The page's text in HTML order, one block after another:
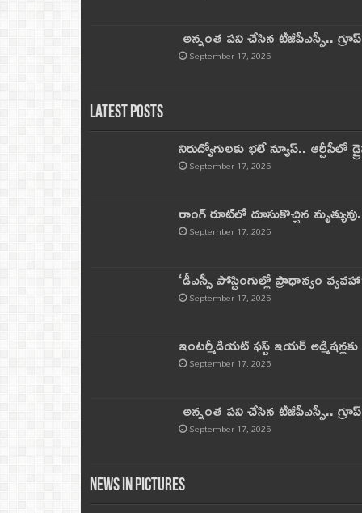
అన్నంత పని చేసిన టీజీపీఎస్సీ..
September 17, 2025
Latest Posts
నిరుద్యోగులకు భలే న్యూస్.. ఆర్టీసీలో
September 17, 2025
రాంగ్ రూట్‌లో దూసుకొచ్చిన
September 17, 2025
‘డీఎస్సీ పోస్టింగుల్లో ప్రాధాన్యం
September 17, 2025
ఇంటర్మీడియట్ ఫస్ట్‌ ఇయర్‌
September 17, 2025
అన్నంత పని చేసిన టీజీపీఎస్సీ..
September 17, 2025
News in Pictures